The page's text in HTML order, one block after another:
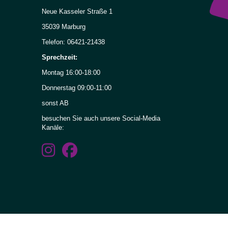
Neue Kasseler Straße 1
35039 Marburg
Telefon: 06421-21438
Sprechzeit:
Montag 16:00-18:00
Donnerstag 09:00-11:00
sonst AB
besuchen Sie auch unsere Social-Media
Kanäle: